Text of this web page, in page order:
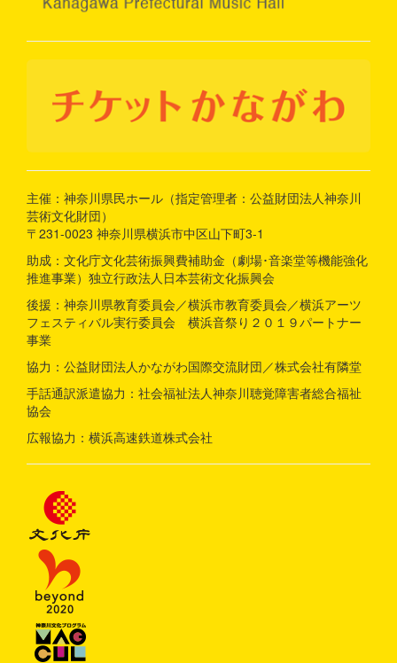
主催：神奈川県民ホール（指定管理者：公益財団法人神奈川
芸術文化財団）
〒231-0023 神奈川県横浜市中区山下町3-1
助成：文化庁文化芸術振興費補助金（劇場･音楽堂等機能強化
推進事業）独立行政法人日本芸術文化振興会
後援：神奈川県教育委員会／横浜市教育委員会／横浜アーツ
フェスティバル実行委員会 横浜音祭り２０１９パートナー
事業
協力：公益財団法人かながわ国際交流財団／株式会社有隣堂
手話通訳派遣協力：社会福祉法人神奈川聴覚障害者総合福祉
協会
広報協力：横浜高速鉄道株式会社